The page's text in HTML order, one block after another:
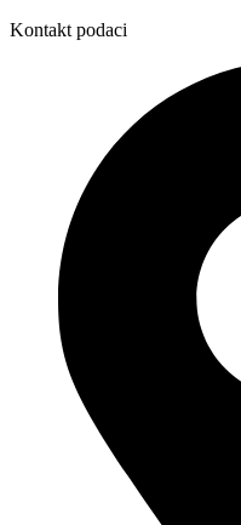
Kontakt podaci